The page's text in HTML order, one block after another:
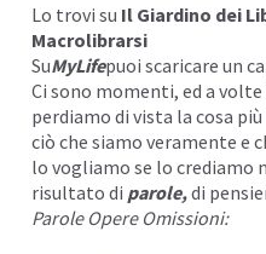
Lo trovi su Il Giardino dei
Macrolibrarsi
SuMyLifepuoi scaricare un
Ci sono momenti, ed a
perdiamo di vista la cosa
ciò che siamo veramente e
lo vogliamo se lo crediamo
risultato di parole,di
Parole Opere Omissioni: